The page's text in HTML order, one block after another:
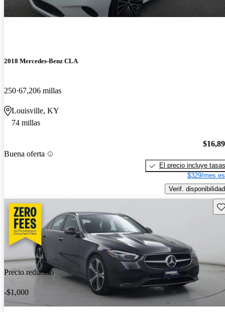
2018 Mercedes-Benz CLA
250 67,206 millas
Louisville, KY
74 millas
Buena oferta
El precio incluye tasas
$329/mes
Verif. disponibilidad
Precio reducido
-$1,000